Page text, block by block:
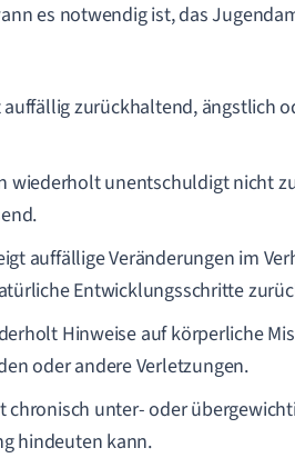
es notwendig ist, das
auffällig zurückhaltend, ängstlich
wiederholt unentschuldigt nicht
auffällige Veränderungen im
Entwicklungsschritte
Hinweise auf körperliche
oder andere Verletzungen.
chronisch unter- oder
hindeuten kann.